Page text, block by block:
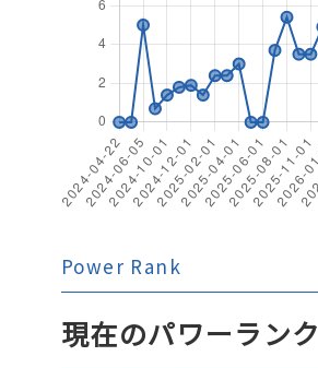
Power Rank
現在のパワーランク